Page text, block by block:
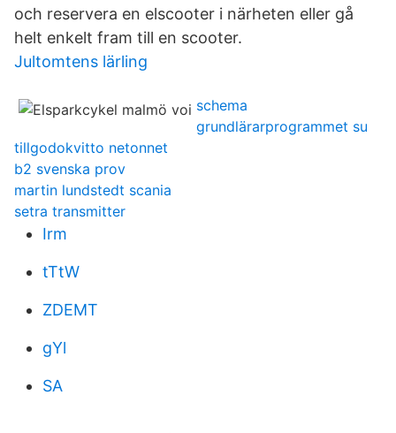
och reservera en elscooter i närheten eller gå
helt enkelt fram till en scooter.
Jultomtens lärling
schema
grundlärarprogrammet su
tillgodokvitto netonnet
b2 svenska prov
martin lundstedt scania
setra transmitter
Irm
tTtW
ZDEMT
gYl
SA